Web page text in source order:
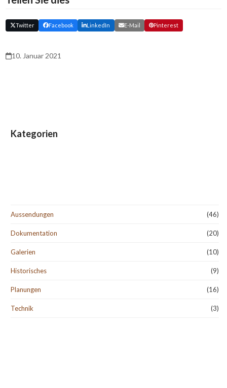
Twitter Facebook LinkedIn E-Mail Pinterest
10. Januar 2021
Kategorien
Aussendungen (46)
Dokumentation (20)
Galerien (10)
Historisches (9)
Planungen (16)
Technik (3)